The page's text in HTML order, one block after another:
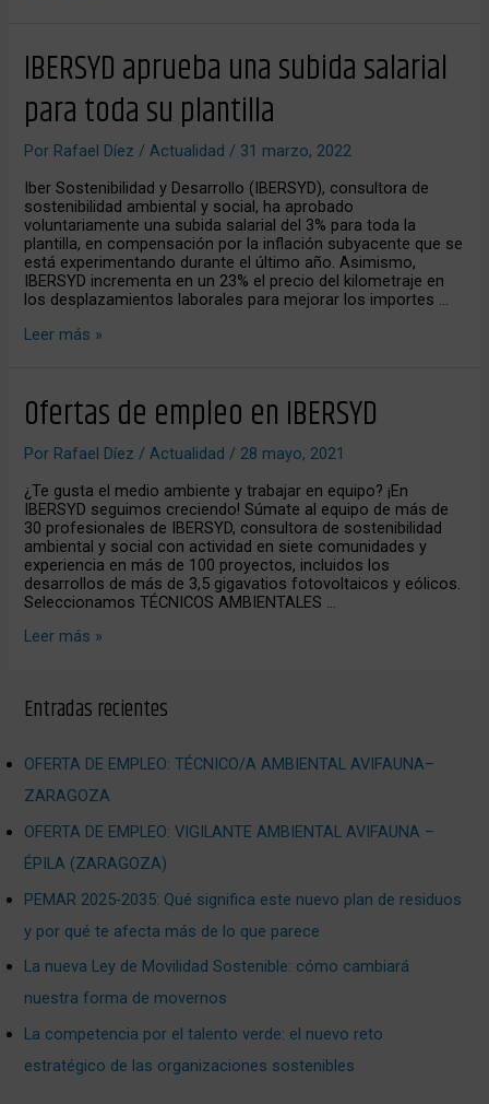
IBERSYD aprueba una subida salarial
para toda su plantilla
Por Rafael Díez/Actualidad / 31 marzo, 2022
Iber Sostenibilidad y Desarrollo (IBERSYD), consultora de
sostenibilidad ambiental y social, ha aprobado
voluntariamente una subida salarial del 3% para toda la
plantilla, en compensación por la inflación subyacente que se
está experimentando durante el último año. Asimismo,
IBERSYD incrementa en un 23% el precio del kilometraje en
los desplazamientos laborales para mejorar los importes …
IBERSYD
aprueba
subida
salarial
para
su
plantilla
Leer más »
Ofertas de empleo en IBERSYD
Por Rafael Díez/Actualidad / 28 mayo, 2021
¿Te gusta el medio ambiente y trabajar en equipo? ¡En
IBERSYD seguimos creciendo! Súmate al equipo de más de
30 profesionales de IBERSYD, consultora de sostenibilidad
ambiental y social con actividad en siete comunidades y
experiencia en más de 100 proyectos, incluidos los
desarrollos de más de 3,5 gigavatios fotovoltaicos y eólicos.
Seleccionamos TÉCNICOS AMBIENTALES …
Ofertas
de
en
Leer más »
Entradas recientes
OFERTA DE EMPLEO: TÉCNICO/A AMBIENTAL AVIFAUNA–
ZARAGOZA
OFERTA DE EMPLEO: VIGILANTE AMBIENTAL AVIFAUNA –
ÉPILA (ZARAGOZA)
PEMAR 2025‑2035: Qué significa este nuevo plan de residuos
y por qué te afecta más de lo que parece
La nueva Ley de Movilidad Sostenible: cómo cambiará
nuestra forma de movernos
La competencia por el talento verde: el nuevo reto
estratégico de las organizaciones sostenibles